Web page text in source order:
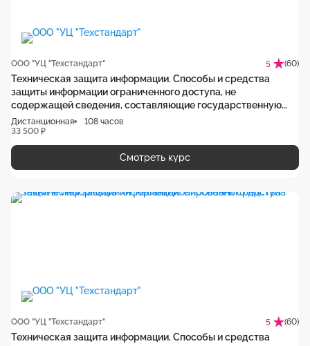
ООО "УЦ "Техстандарт" 5 (60)
Техническая защита информации. Способы и средства
защиты информации ограниченного доступа, не
содержащей сведения, составляющие государственную
тайну, от утечки по техническим каналам
Дистанционная
108 часов
33 500 ₽
Смотреть курс
ООО "УЦ "Техстандарт" 5 (60)
Техническая защита информации. Способы и средства